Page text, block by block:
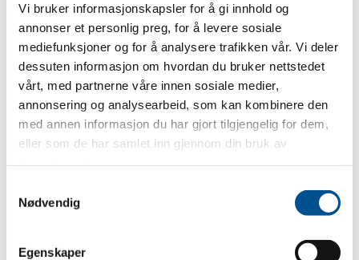
Vi bruker informasjonskapsler for å gi innhold og
annonser et personlig preg, for å levere sosiale
mediefunksjoner og for å analysere trafikken vår. Vi deler
dessuten informasjon om hvordan du bruker nettstedet
vårt, med partnerne våre innen sosiale medier,
annonsering og analysearbeid, som kan kombinere den
med annen informasjon du har gjort tilgjengelig for dem,
eller som de har samlet inn gjennom din bruk av
Nødvendig
Egenskaper
Roller i HMS- arbeidet på trafikkskolen
Forebyggende arbeidsmiljøarbeid
Ansattmedvirkning
Systematisk HMS-arbeid, internkontroll
Kartlegging av risikofaktorer (organisatoriske,
fysiske, kjemisk- og biologiske, ergonomiske
og psykososiale faktorer)
Last ned mal til forslag for kortere opplæringstid